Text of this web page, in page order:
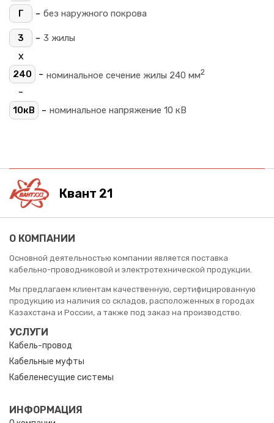
Г
- без наружного покрова
3 - 3 жилы
х
240 - номинальное сечение жилы 240 мм2
-
10кВ - номинальное напряжение 10 кВ
Квант 21
О КОМПАНИИ
Основной деятельностью компании является поставка
кабельно-проводниковой и электротехнической продукции.
Мы предлагаем клиентам качественную, сертифицированную
продукцию из наличия со складов, расположенных в городах
Казахстана и России, а также под заказ на производство.
УСЛУГИ
Кабель-провод
Кабельные муфты
Кабеленесущие системы
ИНФОРМАЦИЯ